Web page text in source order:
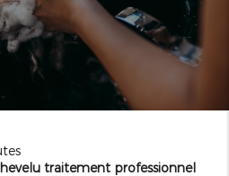
traitement professionnel